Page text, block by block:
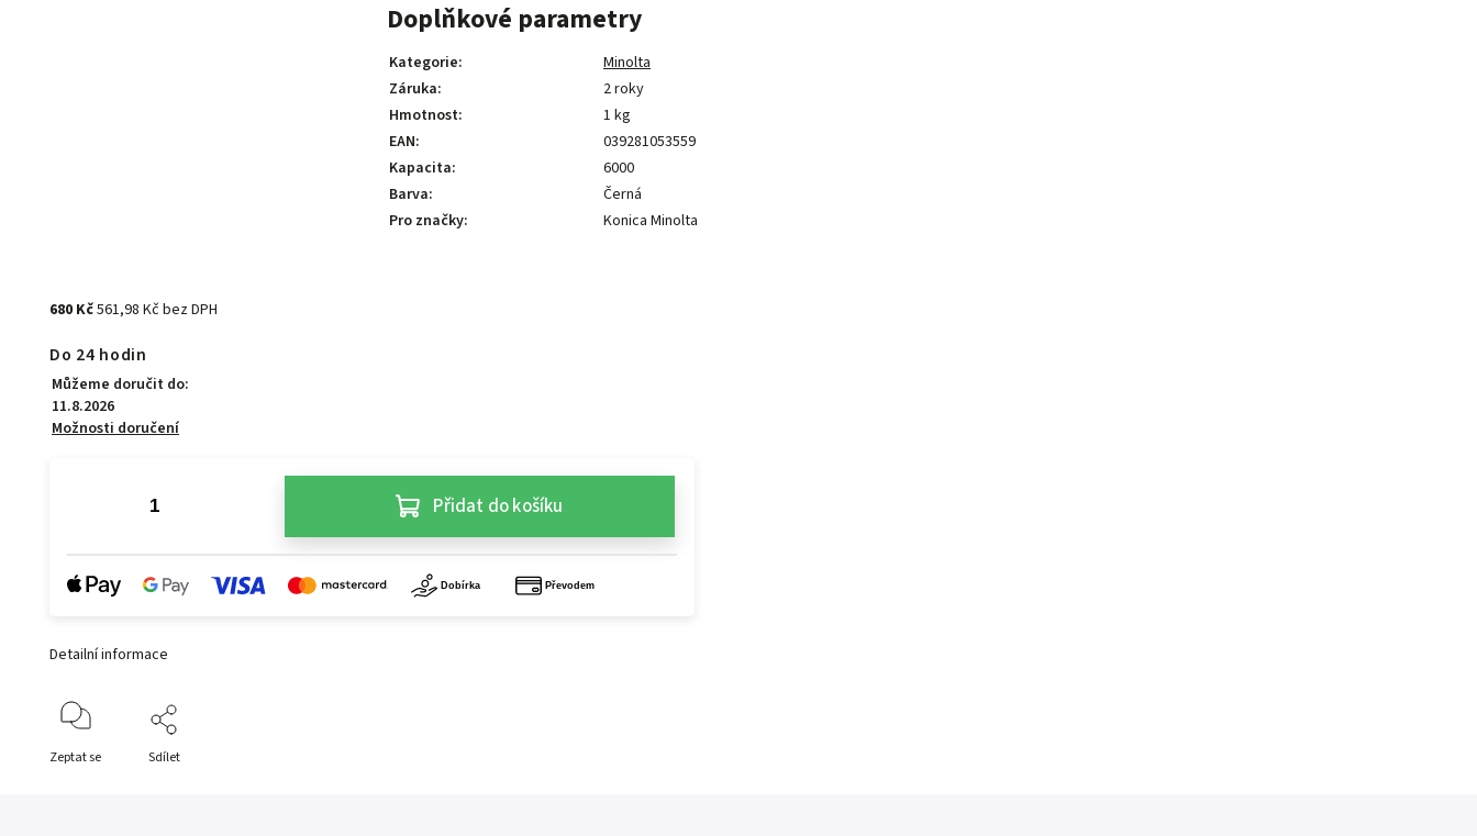
Doplňkové parametry
Kategorie:
Minolta
Záruka:
2 roky
Hmotnost:
1 kg
EAN:
039281053559
Kapacita:
6000
Barva:
Černá
Pro značky: Konica Minolta
680 Kč561,98 Kč bez DPH
Do 24 hodin
Můžeme doručit do:
11.8.2026
Možnosti doručení
Přidat do košíku
Detailní informace
Zeptat se Sdílet